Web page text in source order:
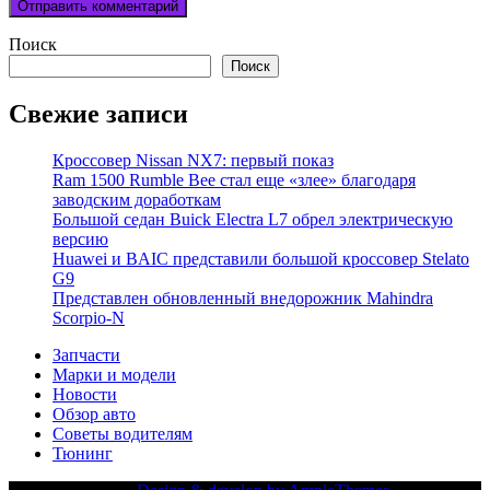
Поиск
Поиск
Свежие записи
Кроссовер Nissan NX7: первый показ
Ram 1500 Rumble Bee стал еще «злее» благодаря
заводским доработкам
Большой седан Buick Electra L7 обрел электрическую
версию
Huawei и BAIC представили большой кроссовер Stelato
G9
Представлен обновленный внедорожник Mahindra
Scorpio-N
Запчасти
Марки и модели
Новости
Обзор авто
Советы водителям
Тюнинг